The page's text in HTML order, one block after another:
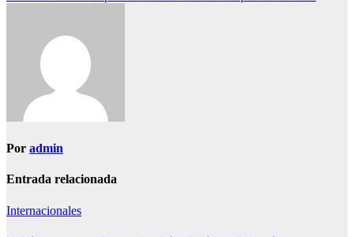
Por admin
Entrada relacionada
Internacionales